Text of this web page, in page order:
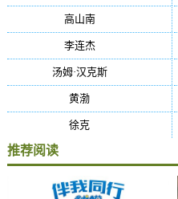
高山南(33)
李连杰(29)
汤姆·汉克斯(27)
黄渤
徐克
推荐阅读